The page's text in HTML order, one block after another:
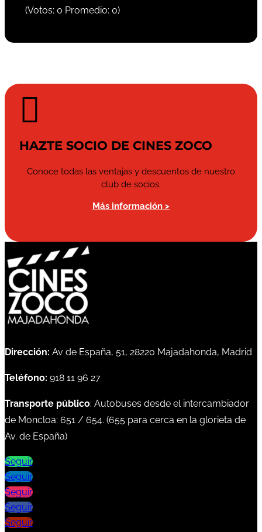
(Votos: 0 Promedio: 0)

HAZTE SOCIO DE CINES ZOCO
Conoce todas las ventajas y descuentos de nuestro
club de socios.
Más información >
Dirección: Av de España, 51, 28220 Majadahonda, Madrid
Teléfono: 918 11 96 27
Transporte público: Autobuses desde el intercambiador
de Moncloa: 651 / 654. (655 para cerca en la glorieta de
Av. de España)
Seguir
Seguir
Seguir
Seguir
Seguir